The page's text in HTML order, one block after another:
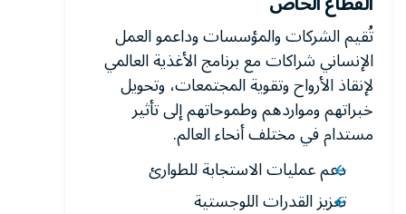
تُقيم الشركات والمؤسسات وداعمو العمل
الإنساني شراكات مع برنامج الأغذية العالمي
لإنقاذ الأرواح وتقوية المجتمعات، وتحويل
خبراتهم ومواردهم وطموحاتهم إلى تأثير
مستدام في مختلف أنحاء العالم.
دعم عمليات الاستجابة للطوارئ
تعزيز القدرات اللوجستية